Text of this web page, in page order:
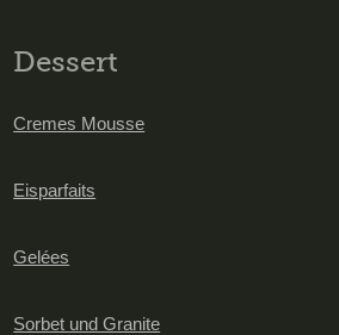
Dessert
Cremes Mousse
Eisparfaits
Gelées
Sorbet und Granite